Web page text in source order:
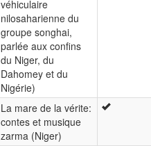
véhiculaire
nilosaharienne du
groupe songhai,
parlée aux confins
du Niger, du
Dahomey et du
Nigérie)
La mare de la vérite:
contes et musique
zarma (Niger)